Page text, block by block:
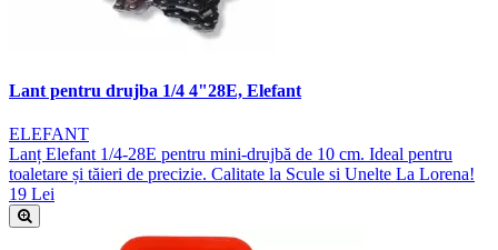
Lant pentru drujba 1/4 4"28E, Elefant
ELEFANT
Lanț Elefant 1/4-28E pentru mini-drujbă de 10 cm. Ideal pentru
toaletare și tăieri de precizie. Calitate la Scule si Unelte La Lorena!
19 Lei